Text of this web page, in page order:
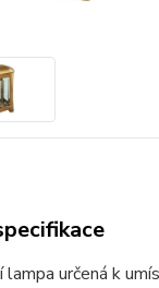
lampa určená k